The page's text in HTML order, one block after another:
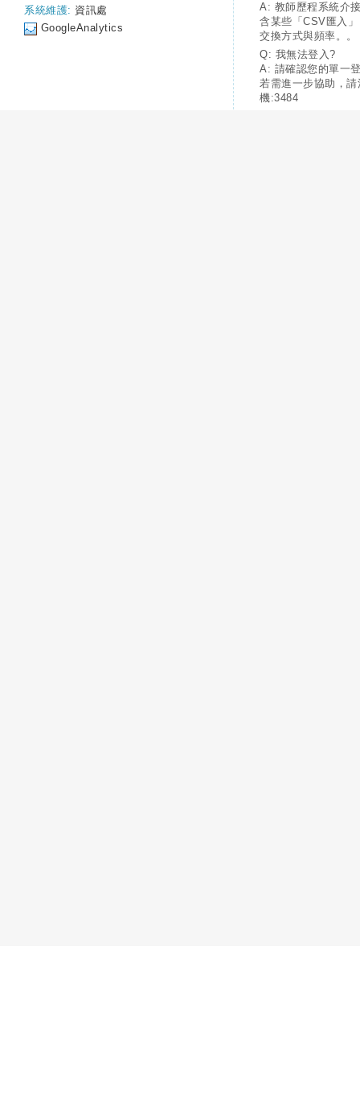
系統維護: 資訊處
GoogleAnalytics
A: 教師歷程系統介
含某些「CSV匯入
交換方式與頻率。。
Q: 我無法登入?
A: 請確認您的單一
若需進一步協助，
機:3484